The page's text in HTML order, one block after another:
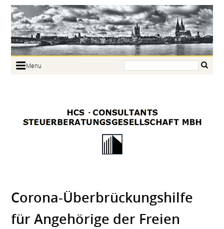
Menu
Links
Corona-Überbrückungshilfe
für Angehörige der Freien